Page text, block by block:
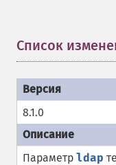
Список
8.1.0
Параметр ldap